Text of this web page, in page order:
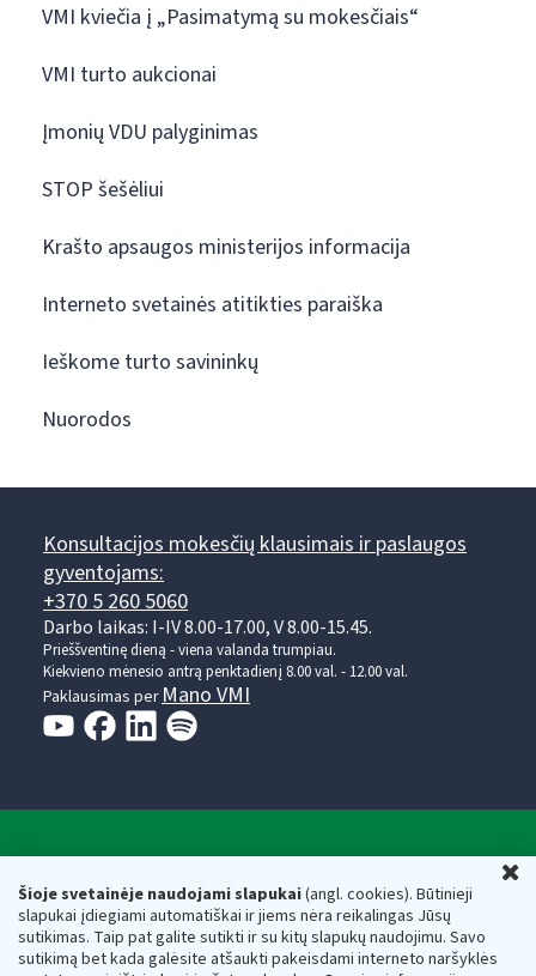
Šioje svetainėje naudojami slapukai(angl. cookies). Būtinieji
slapukai įdiegiami automatiškai ir jiems nėra reikalingas Jūsų
sutikimas. Taip pat galite sutikti ir su kitų slapukų naudojimu. Savo
sutikimą bet kada galėsite atšaukti pakeisdami interneto naršyklės
VMI kviečia į „Pasimatymą su mokesčiais“
VMI turto aukcionai
Įmonių VDU palyginimas
STOP šešėliui
Krašto apsaugos ministerijos informacija
Interneto svetainės atitikties paraiška
Ieškome turto savininkų
Nuorodos
Konsultacijos mokesčių klausimais ir paslaugos
gyventojams:
+370 5 260 5060
Darbo laikas: I-IV 8.00-17.00, V 8.00-15.45.
Prieššventinę dieną - viena valanda trumpiau.
Kiekvieno mėnesio antrą penktadienį 8.00 val. - 12.00 val.
Paklausimas per Mano VMI
Respublikos finansų ministerijos
Biudžetinė įstaiga. Juridinio asmens kodas — 188659752,
adresas: Vasario 16-osios g. 14, 01107 Vilnius, Lietuva, el.paštas: